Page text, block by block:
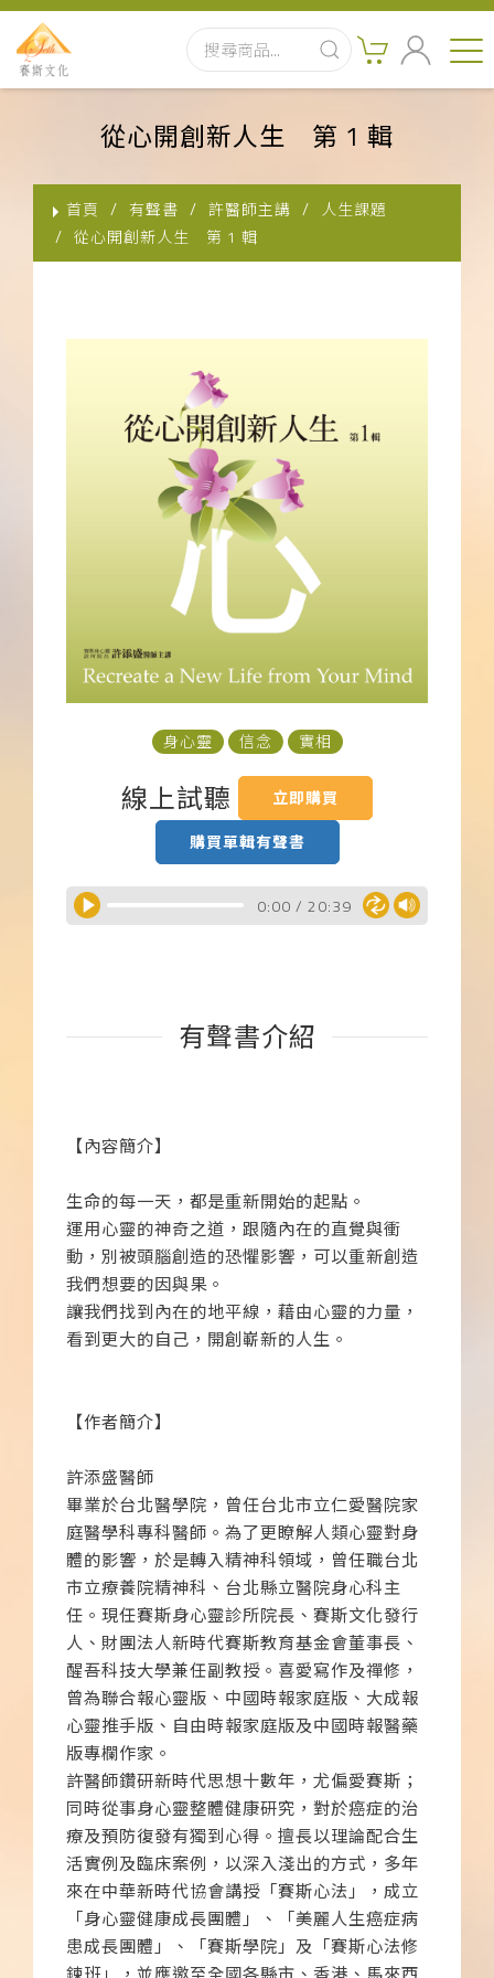
實體出版品
影音書
關於我們
聯絡客服
下載APP
從心開創新人生 第 1 輯
首頁 有聲書 許醫師主講
人生課題
從心開創新人生 第 1 輯
身心靈 信念 實相
線上試聽
立即購買
購買單輯有聲書
0:00 / 20:39
有聲書介紹
【內容簡介】
生命的每一天，都是重新開始的起點。
運用心靈的神奇之道，跟隨內在的直覺與衝
動，別被頭腦創造的恐懼影響，可以重新創造
我們想要的因與果。
讓我們找到內在的地平線，藉由心靈的力量，
看到更大的自己，開創嶄新的人生。
【作者簡介】
許添盛醫師
畢業於台北醫學院，曾任台北市立仁愛醫院家
庭醫學科專科醫師。為了更瞭解人類心靈對身
體的影響，於是轉入精神科領域，曾任職台北
市立療養院精神科、台北縣立醫院身心科主
任。現任賽斯身心靈診所院長、賽斯文化發行
人、財團法人新時代賽斯教育基金會董事長、
醒吾科技大學兼任副教授。喜愛寫作及禪修，
曾為聯合報心靈版、中國時報家庭版、大成報
心靈推手版、自由時報家庭版及中國時報醫藥
版專欄作家。
許醫師鑽研新時代思想十數年，尤偏愛賽斯；
同時從事身心靈整體健康研究，對於癌症的治
療及預防復發有獨到心得。擅長以理論配合生
活實例及臨床案例，以深入淺出的方式，多年
來在中華新時代協會講授「賽斯心法」，成立
「身心靈健康成長團體」、「美麗人生癌症病
患成長團體」、「賽斯學院」及「賽斯心法修